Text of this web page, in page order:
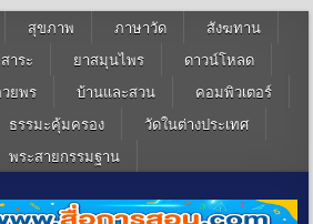
สุขภาพ ภาษาวัด
สังฆทาน
าระ ยาสมุนไพร
ดาวน์โหลด
ยพร บ้านและสวน
คอมพิวเตอร์
ธรรมะคุ้มครอง
วัดในต่างประเทศ
พระสายกรรมฐาน